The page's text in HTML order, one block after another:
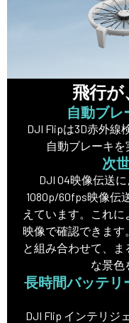
飛行
自動ブレ
DJI Flipは3D赤外線
自動ブレーキ
次
DJI O4映像伝送
1080p/60fps映像伝
えています。これ
映像で確認できます
と組み合わせて、
な景色
長時間バッテリ
DJI Flip インテリジ